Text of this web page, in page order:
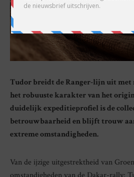
Tudor breidt de Ranger-lijn uit met
het robuuste karakter van het
duidelijk expeditieprofiel is de
betrouwbaarheid en blijft trouw
extreme omstandigheden.
Van de ijzige uitgestrektheid van